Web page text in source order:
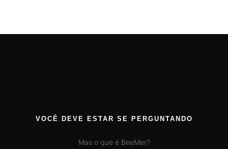
VOCÊ DEVE ESTAR SE PERGUNTANDO
Mas o que é BeeMer?